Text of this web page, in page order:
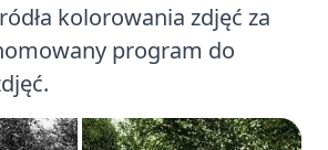
kolorowania zdjęć za
program do